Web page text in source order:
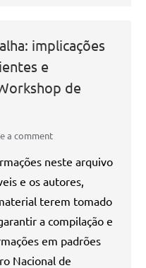
implicações
e
de
a comment
neste arquivo
e os autores,
terem tomado
a compilação e
em padrões
Nacional de